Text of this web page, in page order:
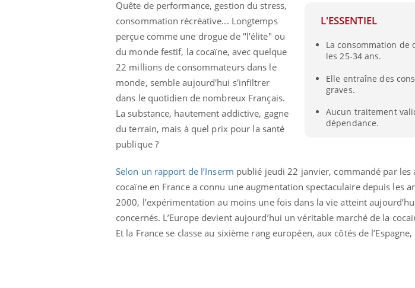
L'ESSENTIEL
La consommation de
les 25-34 ans.
Elle entraîne des
graves.
Aucun traitement
dépendance.
Quête de performance, gestion du stress,
consommation récréative... Longtemps
perçue comme une drogue de "l'élite" ou
du monde festif, la cocaïne, avec quelque
22 millions de consommateurs dans le
monde, semble aujourd'hui s'infiltrer
dans le quotidien de nombreux Français.
La substance, hautement addictive, gagne
du terrain, mais à quel prix pour la santé
publique ?
Selon un rapport de l’Inserm publié jeudi 22 janvier, commandé par
cocaïne en France a connu une augmentation spectaculaire depuis les
2000, l’expérimentation au moins une fois dans la vie atteint
concernés. L’Europe devient aujourd’hui un véritable marché de la
Et la France se classe au sixième rang européen, aux côtés de
La sieste empêche-t-elle
de dormir la nuit ?
VIH : la fin du comprimé
tous les jours se profile-t-
elle enfin ?
Pourquoi votre ventre
pourquoi le risque de
noyade grimpe-t-il ?
Le Viagra pourrait-il
freiner la propagation
cancer ?